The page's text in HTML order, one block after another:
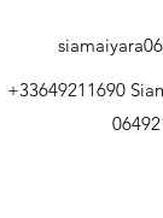
+33649211690